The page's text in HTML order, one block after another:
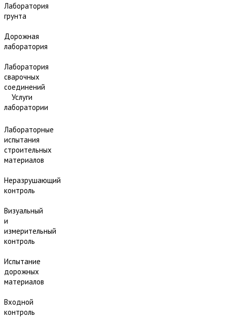
Лаборатория
грунта
Дорожная
лаборатория
Лаборатория
сварочных
соединений
Услуги
лаборатории
Лабораторные
испытания
строительных
материалов
Неразрушающий
контроль
Визуальный
и
измерительный
контроль
Испытание
дорожных
материалов
Входной
контроль